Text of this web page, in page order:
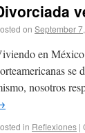
on September
en México
nosotros
in Reflexiones |